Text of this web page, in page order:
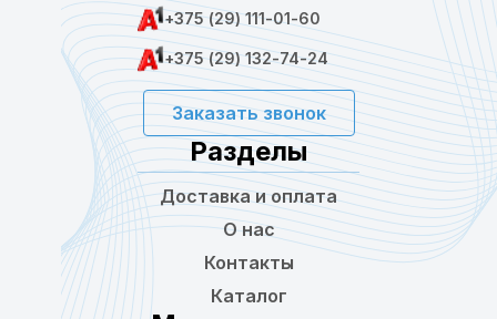
+375 (29) 111-01-60
+375 (29) 132-74-24
Заказать звонок
Разделы
Доставка и оплата
О нас
Контакты
Каталог